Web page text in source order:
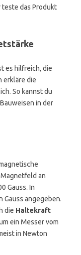
das Produkt
es hilfreich, die
erkläre die
So kannst du
in der
an
Gauss. In
Gauss angegeben.
die Haltekraft
ein Messer vom
in Newton